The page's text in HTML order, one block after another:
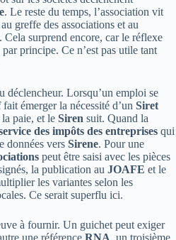
. Le reste du temps, l’association vit
greffe des associations et au
Cela surprend encore, car le réflexe
principe. Ce n’est pas utile tant
déclencheur. Lorsqu’un emploi se
fait émerger la nécessité d’un Siret
paie, et le Siren suit. Quand la
des impôts des entreprises qui
données vers Sirene. Pour une
peut être saisi avec les pièces
la publication au JOAFE et le
les variantes selon les
Ce serait superflu ici.
à fournir. Un guichet peut exiger